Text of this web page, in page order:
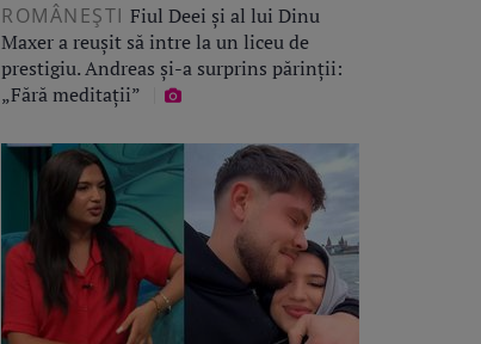
ROMÂNEŞTI Fiul Deei și al lui Dinu
Maxer a reușit să intre la un liceu de
prestigiu. Andreas și-a surprins părinții:
„Fără meditații”